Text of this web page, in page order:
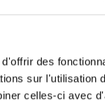
des
sur l'utilisation
celles-ci avec
Practice